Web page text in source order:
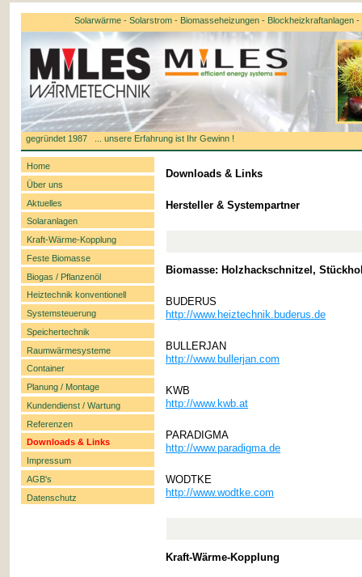
Solarwärme - Solarstrom - Biomasseheizungen -
gegründet 1987 ... unsere Erfahrung ist Ihr Gewinn !
Home
Über uns
Aktuelles
Solaranlagen
Kraft-Wärme-Kopplung
Feste Biomasse
Biogas / Pflanzenöl
Heiztechnik konventionell
Systemsteuerung
Speichertechnik
Raumwärmesysteme
Container
Planung / Montage
Kundendienst / Wartung
Referenzen
Downloads & Links
Impressum
AGB's
Datenschutz
Downloads & Links
Hersteller & Systempartner
Biomasse: Holzhackschnitzel,
BUDERUS
http://www.heiztechnik.buderus.de
BULLERJAN
http://www.bullerjan.com
KWB
http://www.kwb.at
PARADIGMA
http://www.paradigma.de
WODTKE
http://www.wodtke.com
Kraft-Wärme-Kopplung